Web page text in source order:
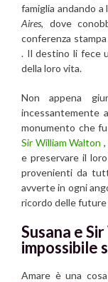
famiglia andando
Aires, dove
conferenza
. Il destino li fece
della loro vita.
Non appena
incessantemente
monumento che
Sir William Walton ,
e preservare il
provenienti da
avverte in ogni
ricordo delle
Susana e
impossibile
Amare è una